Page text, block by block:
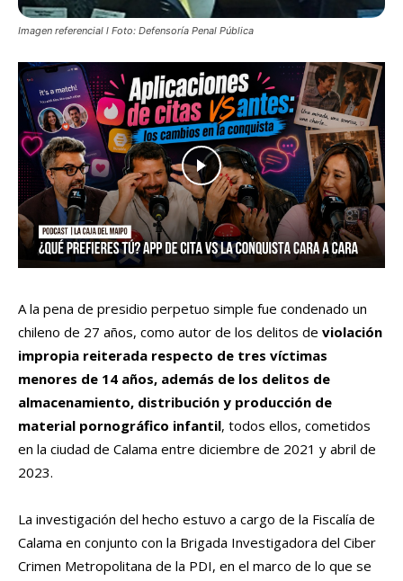
Imagen referencial l Foto: Defensoría Penal Pública
A la pena de presidio perpetuo simple fue condenado un
chileno de 27 años, como autor de los delitos de violación
impropia reiterada respecto de tres víctimas
menores de 14 años, además de los delitos de
almacenamiento, distribución y producción de
material pornográfico infantil, todos ellos, cometidos
en la ciudad de Calama entre diciembre de 2021 y abril de
2023.
La investigación del hecho estuvo a cargo de la Fiscalía de
Calama en conjunto con la Brigada Investigadora del Ciber
Crimen Metropolitana de la PDI, en el marco de lo que se